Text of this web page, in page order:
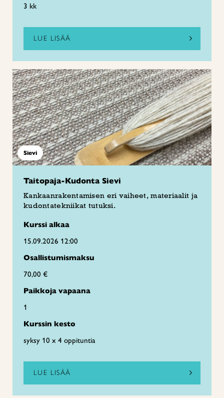
3 kk
LUE LISÄÄ
Sievi
Taitopaja-Kudonta Sievi
Kankaanrakentamisen eri vaiheet, materiaalit ja
kudontatekniikat tutuksi.
Kurssi alkaa
15.09.2026 12:00
Osallistumismaksu
70,00 €
Paikkoja vapaana
1
Kurssin kesto
syksy 10 x 4 oppituntia
LUE LISÄÄ